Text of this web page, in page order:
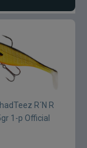
R´N R
1-p Official